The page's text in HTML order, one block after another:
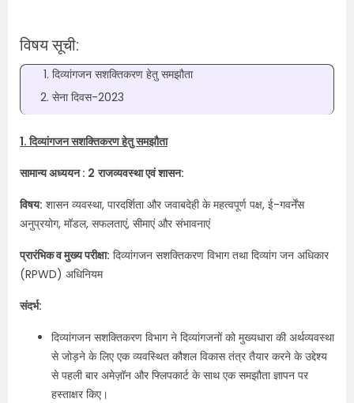
विषय सूची:
दिव्यांगजन सशक्तिकरण हेतु समझौता
सेना दिवस-2023
1. दिव्यांगजन सशक्तिकरण हेतु समझौता
सामान्य अध्ययन : 2 राजव्यवस्था एवं शासन:
विषय: शासन व्यवस्था, पारदर्शिता और जवाबदेही के महत्वपूर्ण पक्ष, ई-गवर्नेंस
अनुप्रयोग, मॉडल, सफलताएं, सीमाएं और संभावनाएं
प्रारंभिक व मुख्य परीक्षा: दिव्यांगजन सशक्तिकरण विभाग तथा दिव्यांग जन अधिकार
(RPWD) अधिनियम
संदर्भ:
दिव्यांगजन सशक्तिकरण विभाग ने दिव्यांगजनों को मुख्यधारा की अर्थव्यवस्था
से जोड़ने के लिए एक व्यवस्थित कौशल विकास तंत्र तैयार करने के उद्देश्य
से पहली बार अमेज़ॉन और फ्लिपकार्ट के साथ एक समझौता ज्ञापन पर
हस्ताक्षर किए।